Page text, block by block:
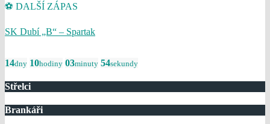
⚽ DALŠÍ ZÁPAS
SK Dubí „B“ – Spartak
14dny 10hodiny 03minuty 54sekundy
Střelci
Brankáři